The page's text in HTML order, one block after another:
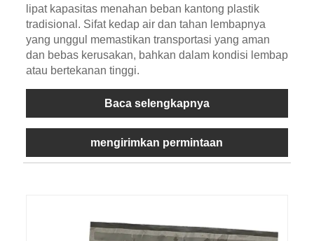
lipat kapasitas menahan beban kantong plastik
tradisional. Sifat kedap air dan tahan lembapnya
yang unggul memastikan transportasi yang aman
dan bebas kerusakan, bahkan dalam kondisi lembap
atau bertekanan tinggi.
Baca selengkapnya
mengirimkan permintaan